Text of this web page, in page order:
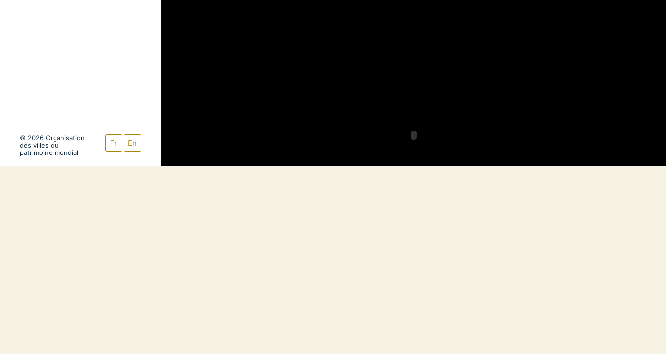
© 2026 Organisation
des villes du
patrimoine mondial
Fr En